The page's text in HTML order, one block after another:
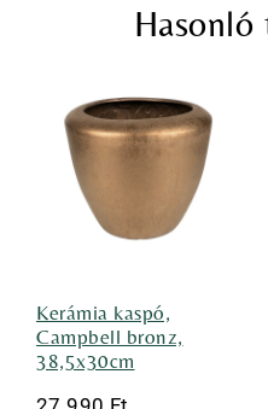
Kerámia kaspó,
Campbell bronz,
38,5x30cm